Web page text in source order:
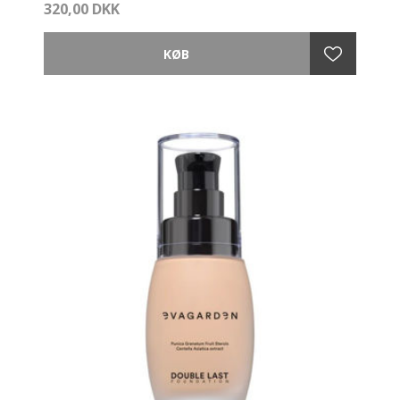
lethed, der opfylder alle behov for komfort og meget
lang levetid. For fejlfri og beskyttet hud hele dagen
lang.
eksklusiv teknologi, der kombinerer ekstrem
holdbarhed, en cremet og delikat tekstur og en utrolig
let, naturlig og lysende høj dækkeevne.
Aldrig før er en foundation blevet set så stærkt
dækkende med en så subtil og behagelig tekstur.
Double Last foundationen tilbyder også fremragende
fugtbestandighed, hvilket gør den ideel til alle
vejrforhold. Det mikroniserede titanium og andre
mineraler behandlet med innovative teknologier
garanterer beskyttelse mod solens stråler.
- Ekstrem holdbarhed
- Cremet og delikat tekstur
320,00 DKK